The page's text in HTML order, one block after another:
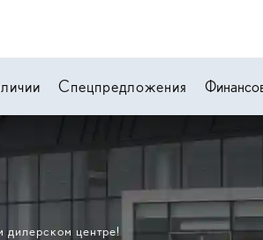
Спецпредложения
дилерском центре!